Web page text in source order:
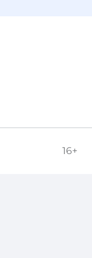
16+